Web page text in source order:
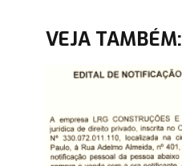
VEJA TAMBÉM: